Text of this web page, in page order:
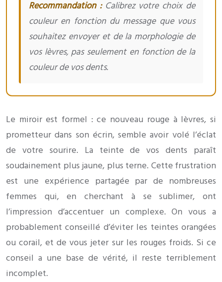
Recommandation :Calibrez votre choix de
couleur en fonction du message que vous
souhaitez envoyer et de la morphologie de
vos lèvres, pas seulement en fonction de la
couleur de vos dents.
Le miroir est formel : ce nouveau rouge à lèvres, si
prometteur dans son écrin, semble avoir volé l’éclat
de votre sourire. La teinte de vos dents paraît
soudainement plus jaune, plus terne. Cette frustration
est une expérience partagée par de nombreuses
femmes qui, en cherchant à se sublimer, ont
l’impression d’accentuer un complexe. On vous a
probablement conseillé d’éviter les teintes orangées
ou corail, et de vous jeter sur les rouges froids. Si ce
conseil a une base de vérité, il reste terriblement
incomplet.